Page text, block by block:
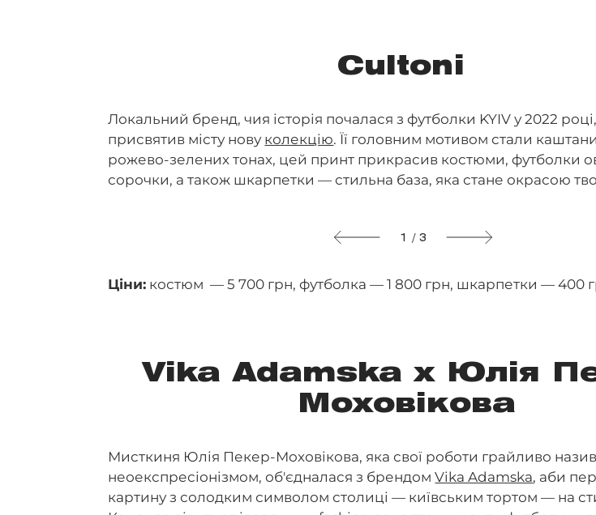
Cultoni
Локальний бренд, чия історія почалася з футболки KYIV у 2022
присвятив місту нову колекцію. Її головним мотивом стали
рожево-зелених тонах, цей принт прикрасив костюми, футболки
сорочки, а також шкарпетки — стильна база, яка стане окрасою
1 / 3
Ціни: костюм — 5 700 грн, футболка — 1 800 грн, шкарпетки — 400
Vika Adamska х Юлія
Моховікова
Мисткиня Юлія Пекер-Моховікова, яка свої роботи грайливо
неоекспресіонізмом, об'єдналася з брендомVika Adamska, аби
картину з солодким символом столиці — київським тортом — на